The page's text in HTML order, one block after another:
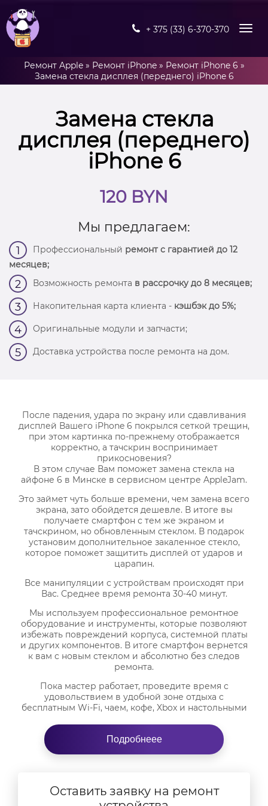
+ 375 (33) 6-370-370
Ремонт Apple» Ремонт iPhone» Ремонт iPhone 6 »
Замена стекла дисплея (переднего) iPhone 6
Замена стекла
дисплея (переднего)
iPhone 6
120 BYN
Мы предлагаем:
1 Профессиональный ремонт с гарантией до 12
месяцев;
2 Возможность ремонта в рассрочку до 8 месяцев;
3 Накопительная карта клиента - кэшбэк до 5%;
4 Оригинальные модули и запчасти;
5 Доставка устройства после ремонта на дом.
После падения, удара по экрану или сдавливания
дисплей Вашего iPhone 6 покрылся сеткой трещин,
при этом картинка по-прежнему отображается
корректно, а тачскрин воспринимает
прикосновения?
В этом случае Вам поможет замена стекла на
айфоне 6 в Минске в сервисном центре AppleJam.
Это займет чуть больше времени, чем замена всего
экрана, зато обойдется дешевле. В итоге вы
получаете смартфон с тем же экраном и
тачскрином, но обновленным стеклом. В подарок
установим дополнительное закаленное стекло,
которое поможет защитить дисплей от ударов и
царапин.
Все манипуляции с устройствам происходят при
Вас. Среднее время ремонта 30-40 минут.
Мы используем профессиональное ремонтное
оборудование и инструменты, которые позволяют
избежать повреждений корпуса, системной платы
и других компонентов. В итоге смартфон вернется
к вам с новым стеклом и абсолютно без следов
ремонта.
Пока мастер работает, проведите время с
удовольствием в удобной зоне отдыха с
бесплатным Wi-Fi, чаем, кофе, Xbox и настольными
Как происходит замена стекла
iPhone 6
пластиковый медиатор и присоска для аккуратного
отделения дисплейного модуля от корпуса,
Подробнеее
Оставить заявку на ремонт